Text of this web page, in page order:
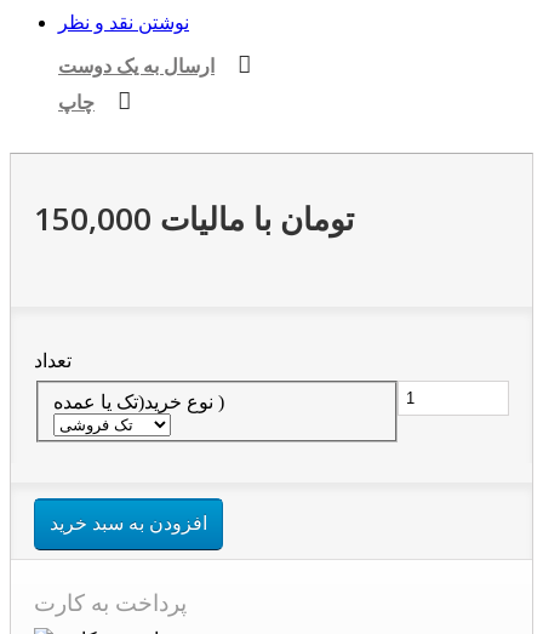
نوشتن نقد و نظر
ارسال به یک دوست
چاپ
150,000 تومان با ماليات
تعداد
نوع خرید(تک یا عمده )
افزودن به سبد خرید
پرداخت به کارت